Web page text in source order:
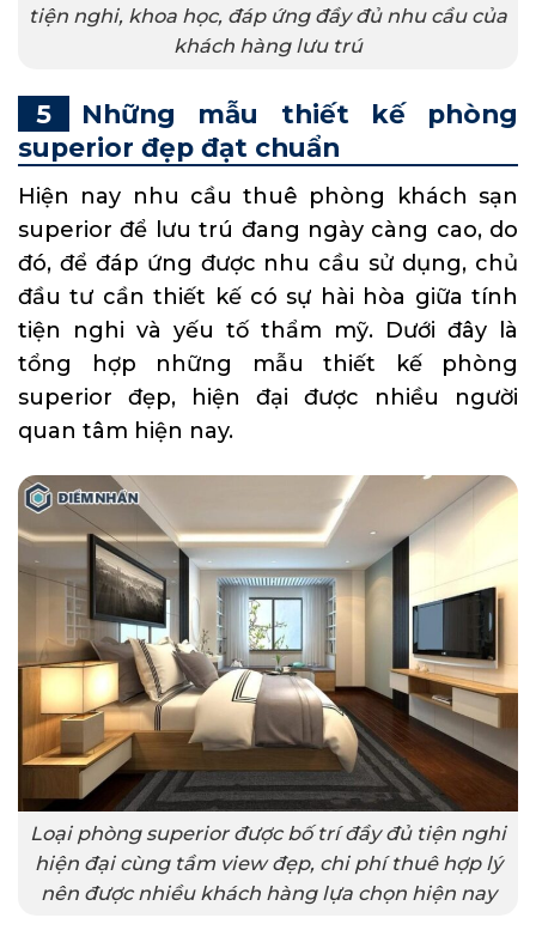
tiện nghi, khoa học, đáp ứng đầy đủ nhu cầu của
khách hàng lưu trú
Những mẫu thiết kế phòng
superior đẹp đạt chuẩn
Hiện nay nhu cầu thuê phòng khách sạn
superior để lưu trú đang ngày càng cao, do
đó, để đáp ứng được nhu cầu sử dụng, chủ
đầu tư cần thiết kế có sự hài hòa giữa tính
tiện nghi và yếu tố thẩm mỹ. Dưới đây là
tổng hợp những mẫu thiết kế phòng
superior đẹp, hiện đại được nhiều người
quan tâm hiện nay.
Loại phòng superior được bố trí đầy đủ tiện nghi
hiện đại cùng tầm view đẹp, chi phí thuê hợp lý
nên được nhiều khách hàng lựa chọn hiện nay